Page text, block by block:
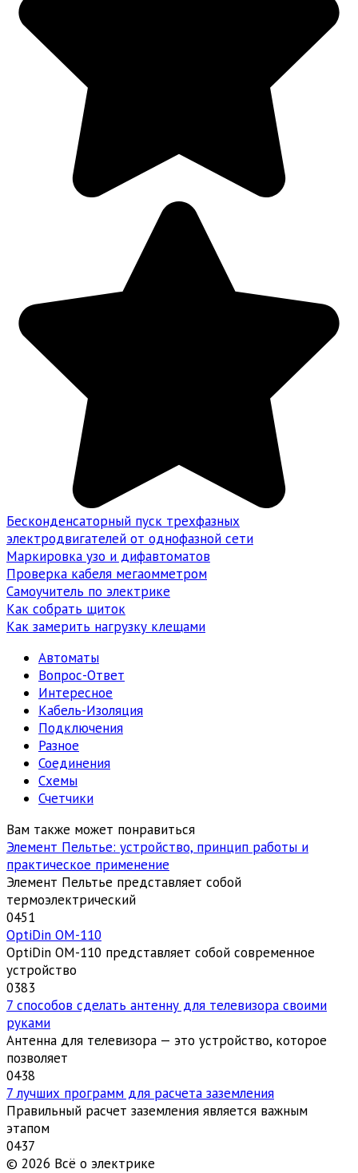
Бесконденсаторный пуск трехфазных
электродвигателей от однофазной сети
Маркировка узо и дифавтоматов
Проверка кабеля мегаомметром
Самоучитель по электрике
Как собрать щиток
Как замерить нагрузку клещами
Автоматы
Вопрос-Ответ
Интересное
Кабель-Изоляция
Подключения
Разное
Соединения
Схемы
Счетчики
Вам также может понравиться
Элемент Пельтье: устройство, принцип работы и
практическое применение
Элемент Пельтье представляет собой
термоэлектрический
0451
OptiDin ОМ-110
OptiDin ОМ-110 представляет собой современное
устройство
0383
7 способов сделать антенну для телевизора своими
руками
Антенна для телевизора — это устройство, которое
позволяет
0438
7 лучших программ для расчета заземления
Правильный расчет заземления является важным
этапом
0437
© 2026 Всё о электрике